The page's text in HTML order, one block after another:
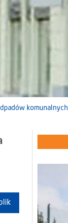
komunalnych